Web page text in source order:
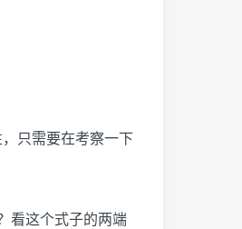
只需要在考察一下
看这个式子的两端